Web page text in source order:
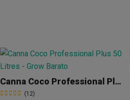
Canna Coco Professional Plus 50 L
(12)